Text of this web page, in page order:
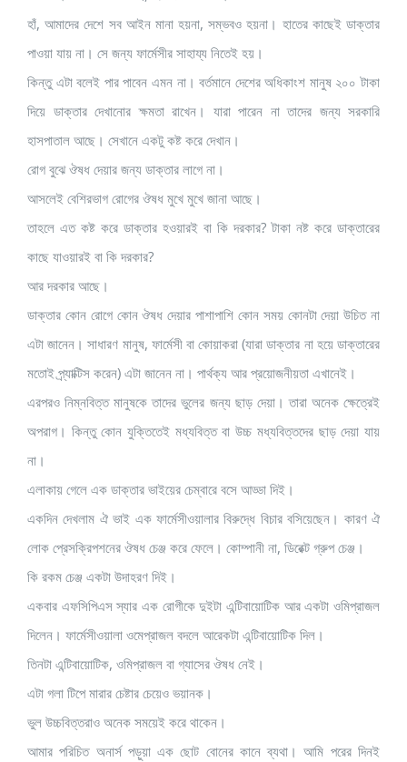
হাঁ, আমাদের দেশে সব আইন মানা হয়না, সম্ভবও হয়না। হাতের কাছেই ডাক্তার
পাওয়া যায় না। সে জন্য ফার্মেসীর সাহায্য নিতেই হয়।
কিন্তু এটা বলেই পার পাবেন এমন না। বর্তমানে দেশের অধিকাংশ মানুষ ২০০ টাকা
দিয়ে ডাক্তার দেখানোর ক্ষমতা রাখেন। যারা পারেন না তাদের জন্য সরকারি
হাসপাতাল আছে। সেখানে একটু কষ্ট করে দেখান।
রোগ বুঝে ঔষধ দেয়ার জন্য ডাক্তার লাগে না।
আসলেই বেশিরভাগ রোগের ঔষধ মুখে মুখে জানা আছে।
তাহলে এত কষ্ট করে ডাক্তার হওয়ারই বা কি দরকার? টাকা নষ্ট করে ডাক্তারের
কাছে যাওয়ারই বা কি দরকার?
আর দরকার আছে।
ডাক্তার কোন রোগে কোন ঔষধ দেয়ার পাশাপাশি কোন সময় কোনটা দেয়া উচিত না
এটা জানেন। সাধারণ মানুষ, ফার্মেসী বা কোয়াকরা (যারা ডাক্তার না হয়ে ডাক্তারের
মতোই প্র্যাক্টিস করেন) এটা জানেন না। পার্থক্য আর প্রয়োজনীয়তা এখানেই।
এরপরও নিম্নবিত্ত মানুষকে তাদের ভুলের জন্য ছাড় দেয়া। তারা অনেক ক্ষেত্রেই
অপরাগ। কিন্তু কোন যুক্তিতেই মধ্যবিত্ত বা উচ্চ মধ্যবিত্তদের ছাড় দেয়া যায়
না।
এলাকায় গেলে এক ডাক্তার ভাইয়ের চেম্বারে বসে আড্ডা দিই।
একদিন দেখলাম ঐ ভাই এক ফার্মেসীওয়ালার বিরুদ্ধে বিচার বসিয়েছেন। কারণ ঐ
লোক প্রেসক্রিপশনের ঔষধ চেঞ্জ করে ফেলে। কোম্পানী না, ডিরেক্ট গ্রুপ চেঞ্জ।
কি রকম চেঞ্জ একটা উদাহরণ দিই।
একবার এফসিপিএস স্যার এক রোগীকে দুইটা এন্টিবায়োটিক আর একটা ওমিপ্রাজল
দিলেন। ফার্মেসীওয়ালা ওমেপ্রাজল বদলে আরেকটা এন্টিবায়োটিক দিল।
তিনটা এন্টিবায়োটিক, ওমিপ্রাজল বা গ্যাসের ঔষধ নেই।
এটা গলা টিপে মারার চেষ্টার চেয়েও ভয়ানক।
ভুল উচ্চবিত্তরাও অনেক সময়েই করে থাকেন।
আমার পরিচিত অনার্স পড়ুয়া এক ছোট বোনের কানে ব্যথা। আমি পরের দিনই